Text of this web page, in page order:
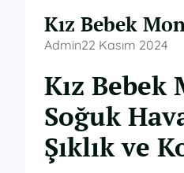
Kız Bebek
Admin22 Kasım 2024
Kız Bebek
Soğuk
Şıklık ve